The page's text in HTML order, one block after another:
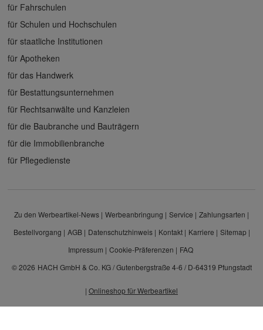
für Fahrschulen
für Schulen und Hochschulen
für staatliche Institutionen
für Apotheken
für das Handwerk
für Bestattungsunternehmen
für Rechtsanwälte und Kanzleien
für die Baubranche und Bauträgern
für die Immobilienbranche
für Pflegedienste
Zu den Werbeartikel-News Werbeanbringung Service
Zahlungsarten
Bestellvorgang
AGB Datenschutzhinweis Kontakt Karriere
Sitemap
Impressum
Cookie-Präferenzen
FAQ
© 2026 HACH GmbH & Co. KG / Gutenbergstraße 4-6 / D-64319 Pfungstadt
| Onlineshop für Werbeartikel